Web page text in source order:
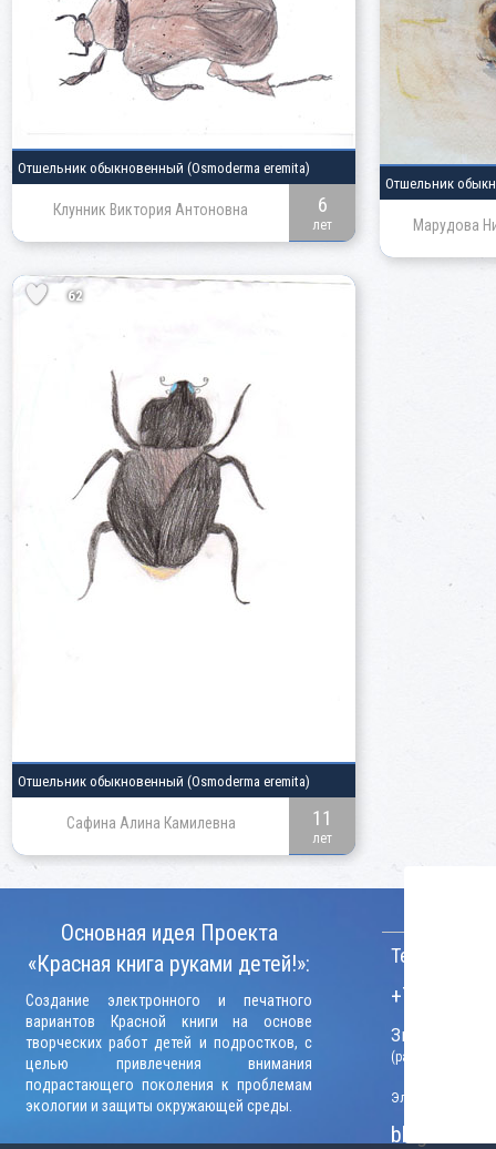
Отшельник обыкновенный (Osmoderma eremita)
Клунник Виктория Антоновна 6
лет
Отшельник
Марудова
62
Отшельник обыкновенный (Osmoderma eremita)
Сафина Алина Камилевна 11
лет
Основная идея Проекта
«Красная книга руками детей!»:
Создание электронного и печатного
вариантов Красной книги на основе
творческих работ детей и подростков, с
целью привлечения внимания
подрастающего поколения к проблемам
экологии и защиты окружающей среды.
Телефон:
+7 (906)
Звонки
(рабочие дни,
Электронный
blago-